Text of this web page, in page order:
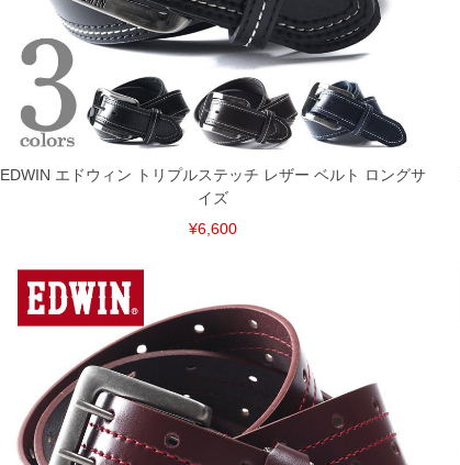
EDWIN エドウィン トリプルステッチ レザー ベルト ロングサ
イズ
¥6,600